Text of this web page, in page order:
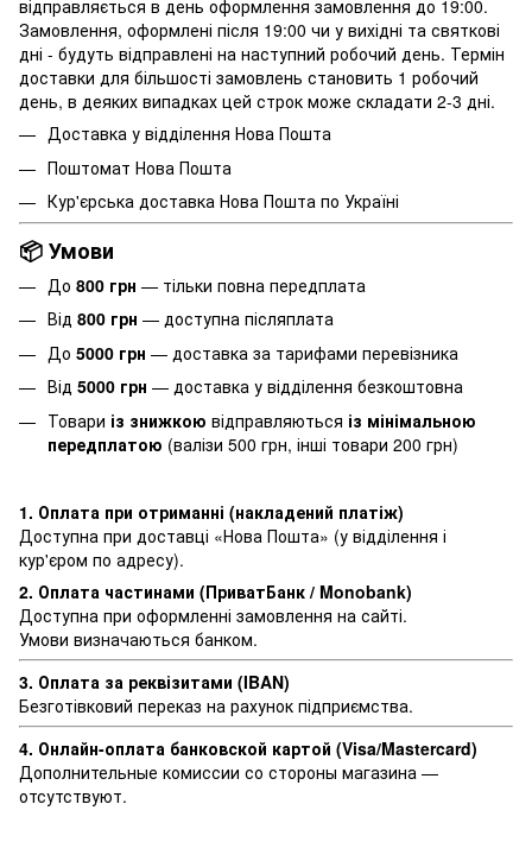
відправляється в день оформлення замовлення до 19:00.
Замовлення, оформлені після 19:00 чи у вихідні та святкові
дні - будуть відправлені на наступний робочий день. Термін
доставки для більшості замовлень становить 1 робочий
день, в деяких випадках цей строк може складати 2-3 дні.
Доставка у відділення Нова Пошта
Поштомат Нова Пошта
Кур'єрська доставка Нова Пошта по Україні
📦 Умови
До 800 грн — тільки повна передплата
Від 800 грн — доступна післяплата
До 5000 грн — доставка за тарифами перевізника
Від 5000 грн — доставка у відділення безкоштовна
Товари із знижкою відправляються із мінімальною
передплатою (валізи 500 грн, інші товари 200 грн)
1. Оплата при отриманні (накладений платіж)
Доступна при доставці «Нова Пошта» (у відділення і
кур'єром по адресу).
2. Оплата частинами (ПриватБанк / Monobank)
Доступна при оформленні замовлення на сайті.
Умови визначаються банком.
3. Оплата за реквізитами (IBAN)
Безготівковий переказ на рахунок підприємства.
4. Онлайн-оплата банковской картой (Visa/Mastercard)
Дополнительные комиссии со стороны магазина —
отсутствуют.